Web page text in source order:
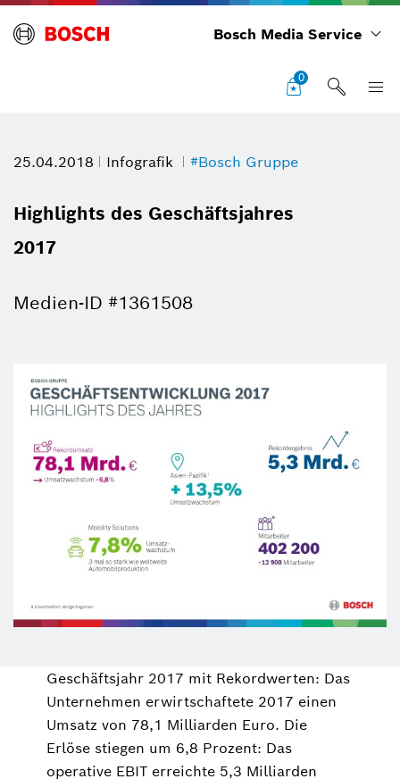
Bosch Media Service
0
25.04.2018 Infografik #Bosch Gruppe
Highlights des Geschäftsjahres
2017
Medien-ID #1361508
Geschäftsjahr 2017 mit Rekordwerten: Das
Unternehmen erwirtschaftete 2017 einen
Umsatz von 78,1 Milliarden Euro. Die
Erlöse stiegen um 6,8 Prozent: Das
operative EBIT erreichte 5,3 Milliarden